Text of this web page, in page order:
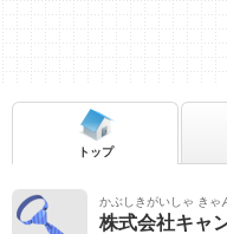
かぶしきがいしゃ きゃ
株式会社キャ
トップ